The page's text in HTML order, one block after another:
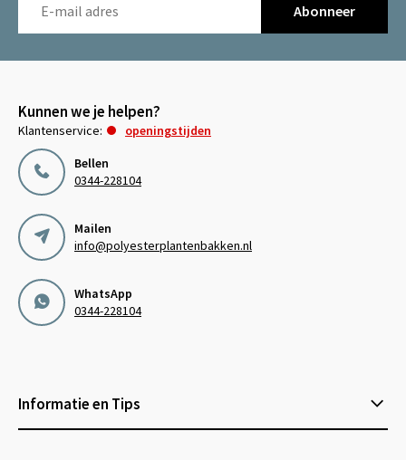
Abonneer
Kunnen we je helpen?
Klantenservice:
openingstijden
Bellen
0344-228104
Mailen
info@polyesterplantenbakken.nl
WhatsApp
0344-228104
Informatie en Tips